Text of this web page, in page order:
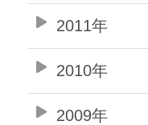
2011年
2010年
2009年